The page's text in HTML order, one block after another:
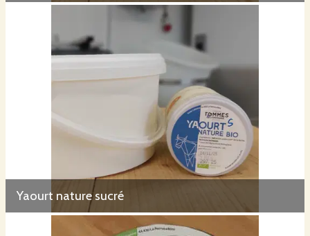
Yaourt nature sucré